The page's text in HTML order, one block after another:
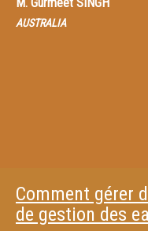
AUSTRALIA
Comment gérer
de gestion des